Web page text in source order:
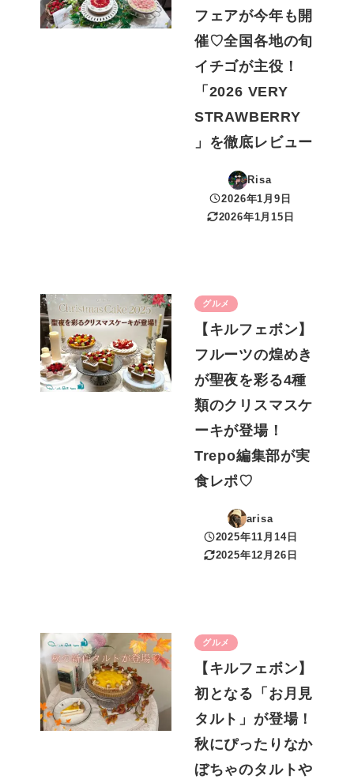
フェアが今年も開
催♡全国各地の旬
イチゴが主役！
「2026 VERY
STRAWBERRY
」を徹底レビュー
Risa
投稿日
2026年1月9日
更新日
2026年1月15日
グルメ
【キルフェボン】
フルーツの煌めき
が聖夜を彩る4種
類のクリスマスケ
ーキが登場！
Trepo編集部が実
食レポ♡
arisa
投稿日
2025年11月14日
更新日
2025年12月26日
グルメ
【キルフェボン】
初となる「お月見
タルト」が登場！
秋にぴったりなか
ぼちゃのタルトや